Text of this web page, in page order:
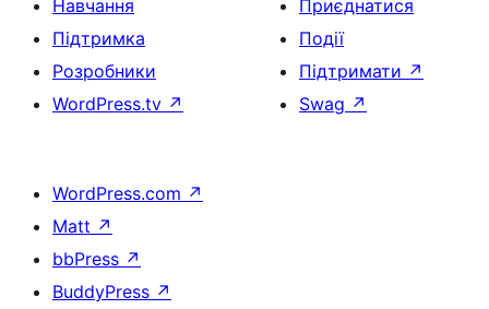
Навчання
Підтримка
Розробники
WordPress.tv ↗
Приєднатися
Події
Підтримати ↗
Swag ↗
WordPress.com ↗
Matt ↗
bbPress ↗
BuddyPress ↗